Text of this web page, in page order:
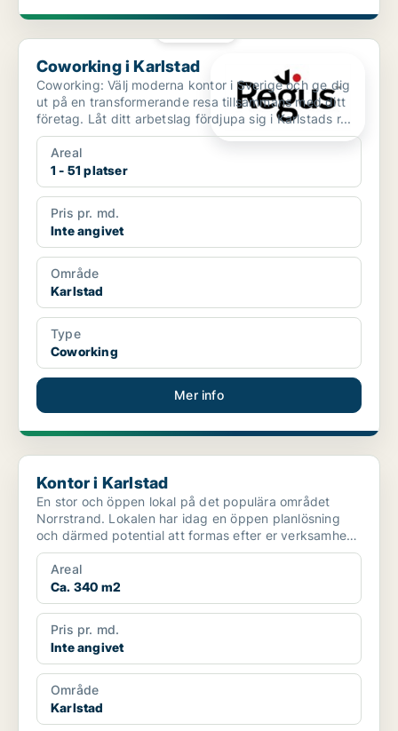
Coworking i Karlstad
Coworking i Karlstad
Coworking: Välj moderna kontor i Sverige och ge dig
ut på en transformerande resa tillsammans med ditt
företag. Låt ditt arbetslag fördjupa sig i Karlstads r...
Areal
1 - 51 platser
Pris pr. md.
Inte angivet
Område
Karlstad
Type
Coworking
Mer info
Kontor i Karlstad
Kontor i Karlstad
En stor och öppen lokal på det populära området
Norrstrand. Lokalen har idag en öppen planlösning
och därmed potential att formas efter er verksamhet.
Utöve...
Areal
Ca. 340 m2
Pris pr. md.
Inte angivet
Område
Karlstad